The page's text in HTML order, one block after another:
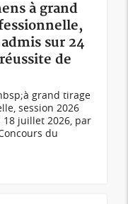
à grand
sur 24
de
grand tirage
session 2026
juillet 2026, par
du